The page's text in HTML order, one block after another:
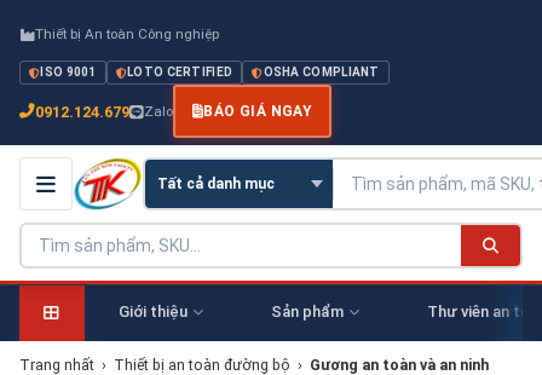
Thiết bị An toàn Công nghiệp
ISO 9001 LOTO CERTIFIED OSHA COMPLIANT
0912.124.679 Zalo BÁO GIÁ NGAY
Giới thiệu Sản phẩm Thư viên an
Trang nhất › Thiết bị an toàn đường bộ › Gương an toàn và an ninh